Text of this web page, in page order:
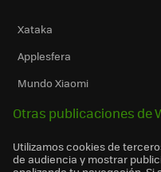
Xataka
Applesfera
Mundo Xiaomi
Otras publicaciones de
Utilizamos cookies de
de audiencia y mostrar